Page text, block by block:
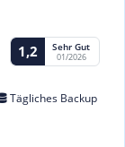
1,2 Sehr Gut
01/2026
Tägliches Backup